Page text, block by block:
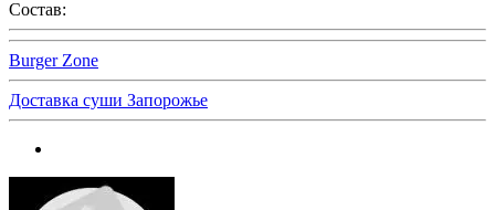
Состав:
Burger Zone
Доставка суши Запорожье